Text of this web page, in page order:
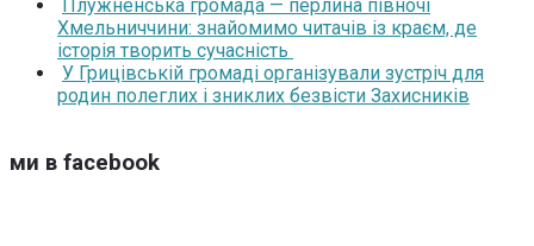
Плужненська громада — перлина півночі
Хмельниччини: знайомимо читачів із краєм, де
історія творить сучасність
У Грицівській громаді організували зустріч для
родин полеглих і зниклих безвісти Захисників
ми в facebook